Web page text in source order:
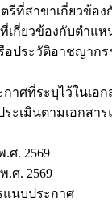
ที่สาขาเกี่ยวข้อง
กี่ยวข้องกับตำแห
ประวัติอาชญาก
าศที่ระบุไว้ในเอก
ะเมินตามเอกสาร
ศ. 2569
ศ. 2569
แนบประกาศ